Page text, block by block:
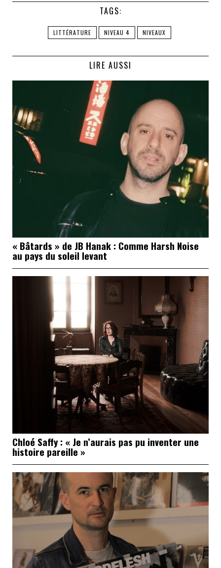
TAGS:
LITTÉRATURE NIVEAU 4 NIVEAUX
LIRE AUSSI
« Bâtards » de JB Hanak : Comme Harsh Noise
au pays du soleil levant
Chloé Saffy : « Je n’aurais pas pu inventer une
histoire pareille »